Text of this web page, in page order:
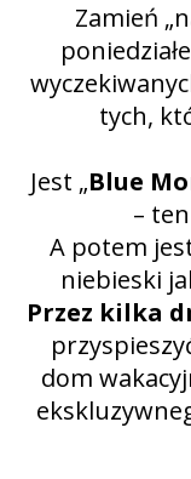
Zamień
tych,
Jest „Blue
–
A potem
niebieski
Przez kilka
dom